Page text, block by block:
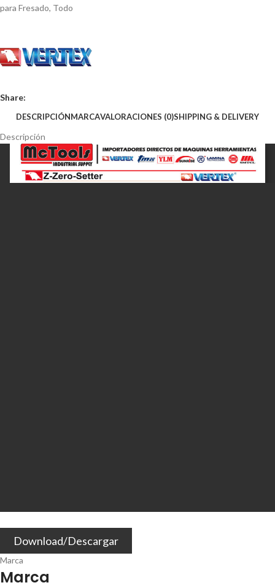
para Fresado, Todo
Share:
DESCRIPCIÓNMARCAVALORACIONES (0)SHIPPING & DELIVERY
Descripción
Download/Descargar
Marca
Marca